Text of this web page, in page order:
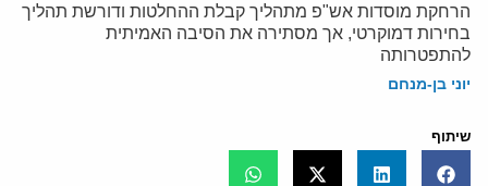
הרחקת מוסדות אש"פ מתהליך קבלת ההחלטות ודורשת תהליך
בחירות דמוקרטי, אך מסתירה את הסיבה האמיתית
להתפטרותה
יוני בן-מנחם
שיתוף